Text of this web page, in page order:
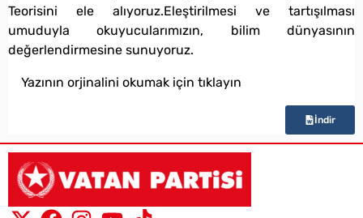
Teorisini ele alıyoruz.Eleştirilmesi ve tartışılması
umuduyla okuyucularımızın, bilim dünyasının
değerlendirmesine sunuyoruz.
Yazının orjinalini okumak için tıklayın
İndir